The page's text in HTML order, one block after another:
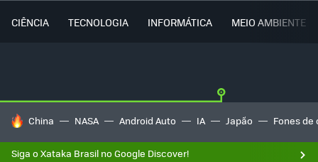
CIÊNCIA TECNOLOGIA INFORMÁTICA MEIO AMBIENTE
TENDÊNCIAS DO DIA
China NASA Android Auto IA Japão Fones de
Siga o Xataka Brasil no Google Discover!